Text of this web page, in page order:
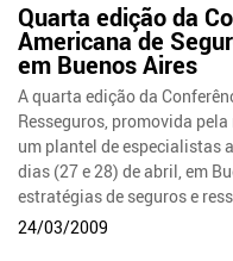
Quarta edição da
Americana de
em Buenos Aires
A quarta edição da
Resseguros, promovida
um plantel de especialistas
dias (27 e 28) de abril, em
estratégias de seguros e
24/03/2009